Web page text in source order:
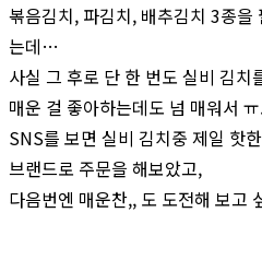
볶음김치, 파김치, 배추김치 3종
는데…
사실 그 후로 단 한 번도 실비 김
매운 걸 좋아하는데도 넘 매워서
SNS를 보면 실비 김치중 제일 핫
브랜드로 주문을 해보았고,
다음번엔 매운찬,, 도 도전해 보고